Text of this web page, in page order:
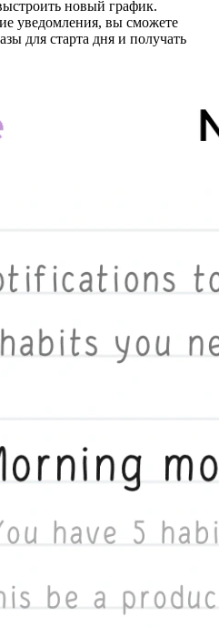
новый график.
уведомления, вы сможете
для старта дня и получать